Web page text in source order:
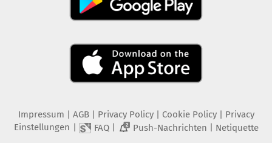
Impressum AGB Privacy Policy| Cookie Policy| Privacy
Einstellungen
FAQ| 2 Push-Nachrichten Netiquette